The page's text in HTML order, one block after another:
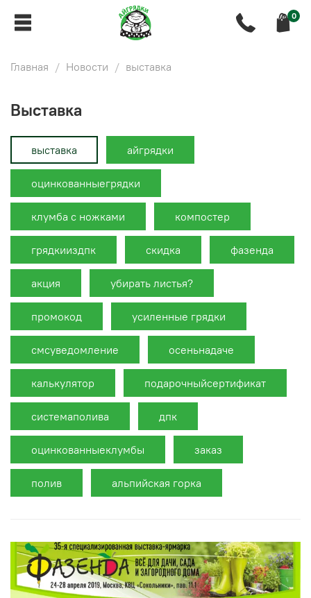
0
Главная Новости выставка
выставка
выставка айгрядки
оцинкованныегрядки
клумба с ножками компостер
грядкииздпк скидка фазенда
акция убирать листья?
промокод усиленные грядки
смсуведомление осеньнадаче
калькулятор подарочныйсертификат
системаполива дпк
оцинкованныеклумбы заказ
полив альпийская горка